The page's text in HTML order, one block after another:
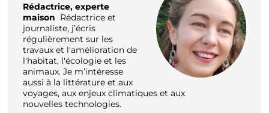
Rédactrice, experte
maison Rédactrice et
journaliste, j’écris
régulièrement sur les
travaux et l'amélioration de
l'habitat, l'écologie et les
animaux. Je m’intéresse
aussi à la littérature et aux
voyages, aux enjeux climatiques et aux
nouvelles technologies.